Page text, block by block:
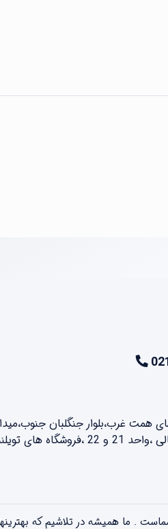
همت غرب،بلوار جنگلبان
های تویلند
همراه شماست . ما همیشه در تلاشیم که